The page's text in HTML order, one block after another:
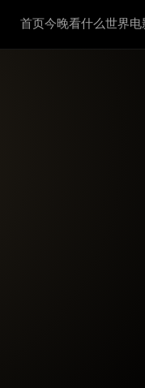
首页今晚看什么世界电